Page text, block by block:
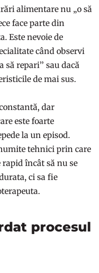
alimentare nu „o să
face parte din
Este nevoie de
când observi
repari’’ sau dacă
de mai sus.
dar
este foarte
la un episod.
tehnici prin care
rapid încât să nu se
ci sa fie
procesul